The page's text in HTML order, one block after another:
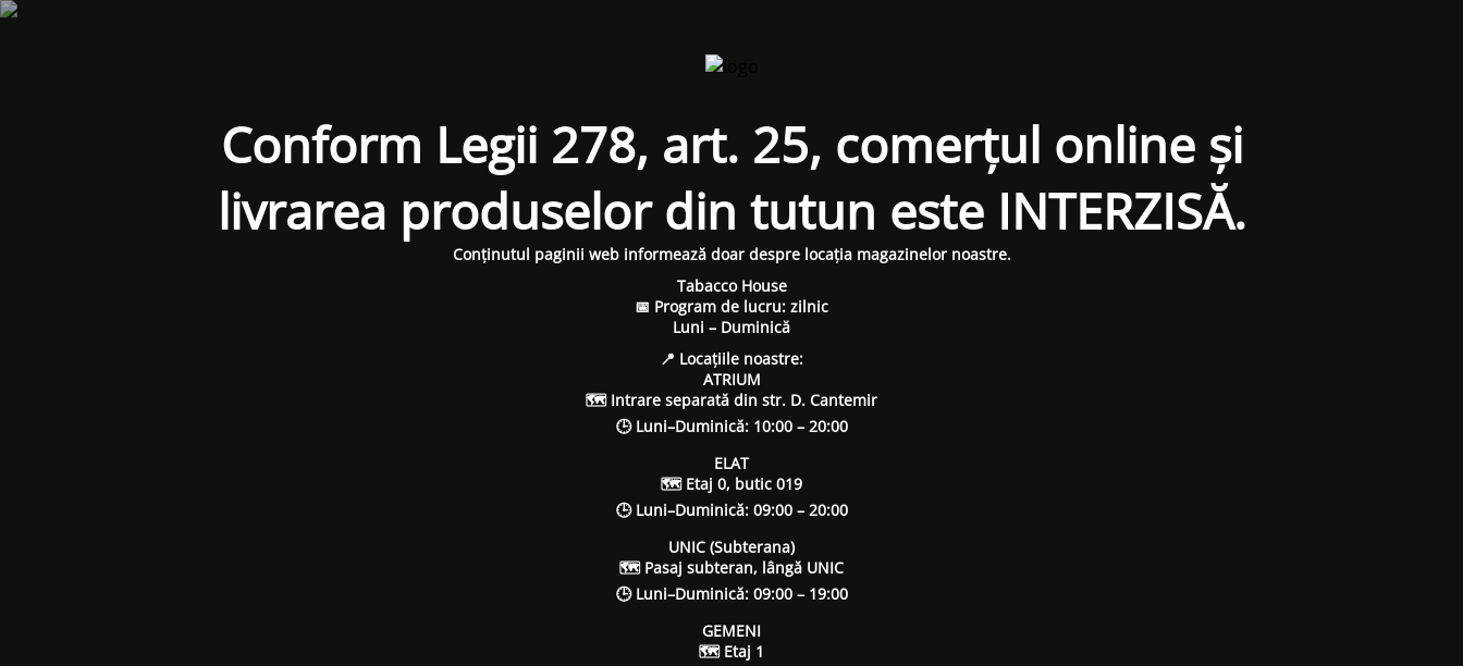
Conform Legii 278, art. 25, comerțul online și
livrarea produselor din tutun este INTERZISĂ.
Conținutul paginii web informează doar despre locația magazinelor noastre.
Tabacco House
📅 Program de lucru: zilnic
Luni – Duminică
📍 Locațiile noastre:
ATRIUM
🗺 Intrare separată din str. D. Cantemir
🕒 Luni–Duminică: 10:00 – 20:00
ELAT
🗺 Etaj 0, butic 019
🕒 Luni–Duminică: 09:00 – 20:00
UNIC (Subterana)
🗺 Pasaj subteran, lângă UNIC
🕒 Luni–Duminică: 09:00 – 19:00
GEMENI
🗺 Etaj 1